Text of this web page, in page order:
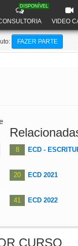
DISPONÍVEL
VIDEO
FAZER PARTE
8 ECD -
20 ECD 2021
41 ECD 2022
CURSO